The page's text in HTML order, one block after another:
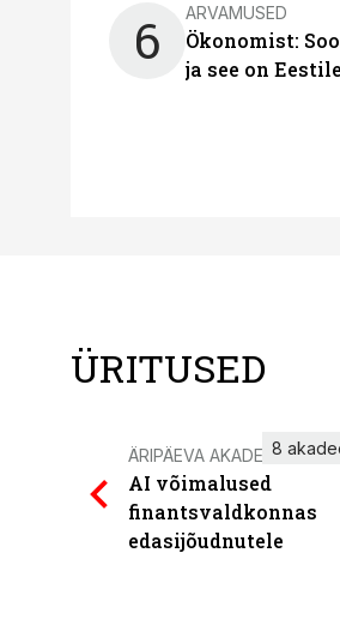
6 ARVAMUSED
Ökonomist:
ja see on
ÜRITUSED
ÄRIPÄEVA AKADEEMIA
AI võimalused
finantsvaldkonnas
edasijõudnutele
8